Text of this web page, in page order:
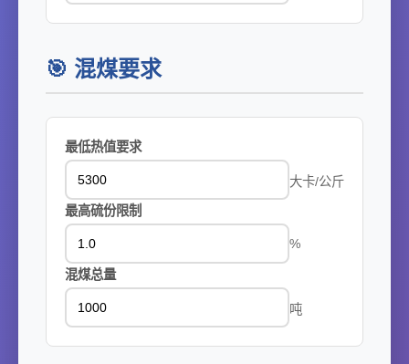
🎯 混煤要求
最低热值要求
大卡/公斤
最高硫份限制
%
混煤总量
吨